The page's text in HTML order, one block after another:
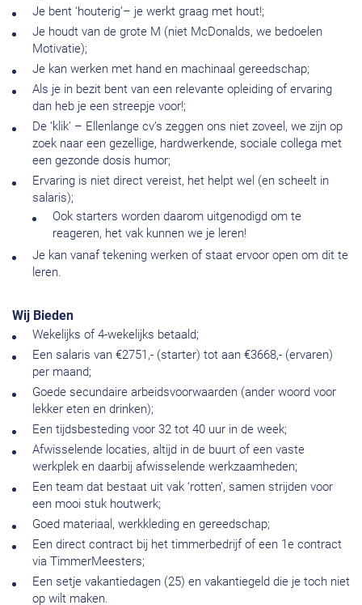
Je bent ‘houterig’– je werkt graag met hout!;
Je houdt van de grote M (niet McDonalds, we bedoelen
Motivatie);
Je kan werken met hand en machinaal gereedschap;
Als je in bezit bent van een relevante opleiding of ervaring
dan heb je een streepje voor!;
De ‘klik’ – Ellenlange cv’s zeggen ons niet zoveel, we zijn op
zoek naar een gezellige, hardwerkende, sociale collega met
een gezonde dosis humor;
Ervaring is niet direct vereist, het helpt wel (en scheelt in
salaris);
Ook starters worden daarom uitgenodigd om te
reageren, het vak kunnen we je leren!
Je kan vanaf tekening werken of staat ervoor open om dit te
leren.
Wij Bieden
Wekelijks of 4-wekelijks betaald;
Een salaris van €2751,- (starter) tot aan €3668,- (ervaren)
per maand;
Goede secundaire arbeidsvoorwaarden (ander woord voor
lekker eten en drinken);
Een tijdsbesteding voor 32 tot 40 uur in de week;
Afwisselende locaties, altijd in de buurt of een vaste
werkplek en daarbij afwisselende werkzaamheden;
Een team dat bestaat uit vak ‘rotten’, samen strijden voor
een mooi stuk houtwerk;
Goed materiaal, werkkleding en gereedschap;
Een direct contract bij het timmerbedrijf of een 1e contract
via TimmerMeesters;
Een setje vakantiedagen (25) en vakantiegeld die je toch niet
op wilt maken.